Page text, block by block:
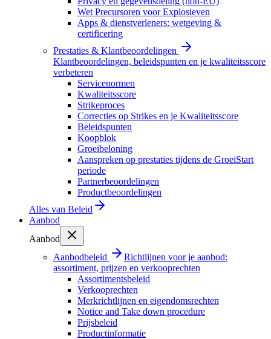
Wet Precursoren voor Explosieven
Apps & dienstverleners: wetgeving &
certificering
Prestaties & Klantbeoordelingen
Klantbeoordelingen, beleidspunten en je kwaliteitsscore
verbeteren
Servicenormen
Kwaliteitsscore
Strikeproces
Correcties op Strikes en je Kwaliteitsscore
Beleidspunten
Koopblok
Groeibeloning
Aanspreken op prestaties tijdens de GroeiStart
periode
Partnerbeoordelingen
Productbeoordelingen
Alles van Beleid
Aanbod
Aanbod
Aanbodbeleid
Richtlijnen voor je aanbod:
assortiment, prijzen en verkooprechten
Assortimentsbeleid
Verkooprechten
Merkrichtlijnen en eigendomsrechten
Notice and Take down procedure
Prijsbeleid
Productinformatie